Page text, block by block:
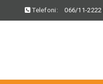
Telefoni: 066/11-2222